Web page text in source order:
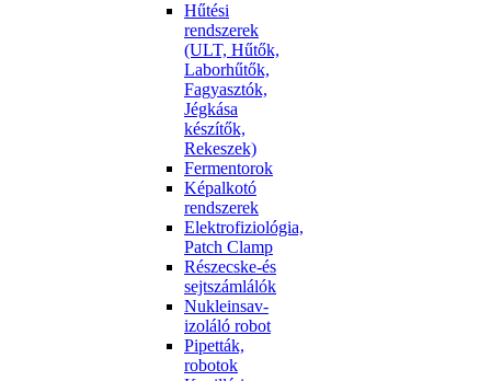
Hűtési
rendszerek
(ULT, Hűtők,
Laborhűtők,
Fagyasztók,
Jégkása
készítők,
Rekeszek)
Fermentorok
Képalkotó
rendszerek
Elektrofiziológia,
Patch Clamp
Részecske-és
sejtszámlálók
Nukleinsav-
izoláló robot
Pipetták,
robotok